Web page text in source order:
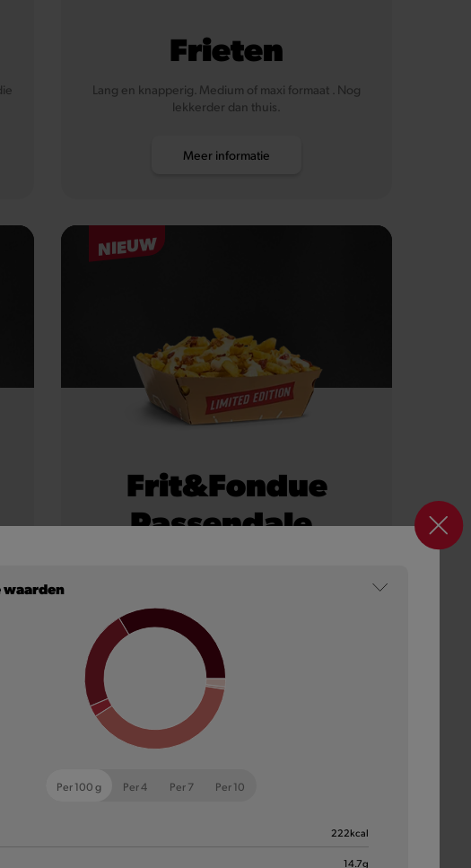
Frieten
Lang en knapperig. Medium of maxi formaat . Nog
lekkerder dan thuis.
Meer informatie
NIEUW
Frit&Fondue
Passendale,
smeuïge Passendale kaassaus en afgewerkt met
knapperige bacon en crispy uitjes.
Meer informatie
Per 100 g Per 4 Per 7 Per 10
222kcal
14.7g